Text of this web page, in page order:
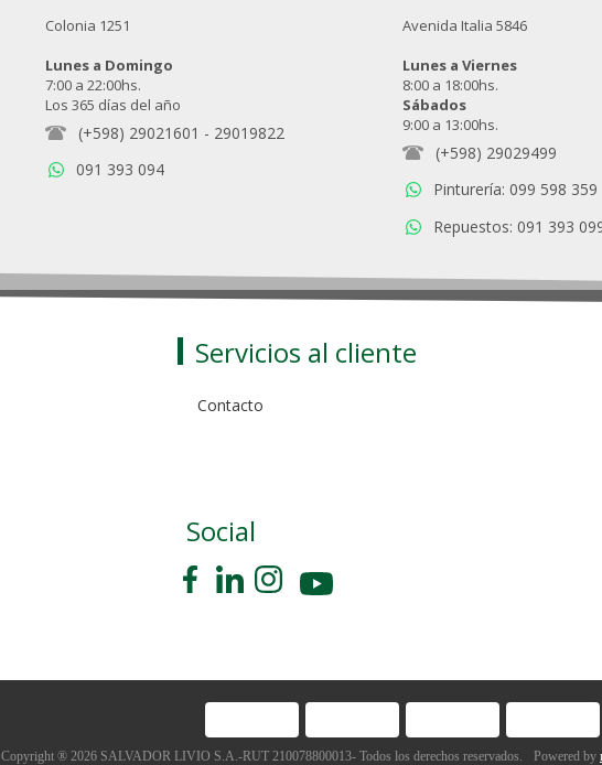
Colonia 1251
Lunes a Domingo
7:00 a 22:00hs.
Los 365 días del año
(+598) 29021601 - 29019822
091 393 094
Avenida Italia 5846
Lunes a Viernes
8:00 a 18:00hs.
Sábados
9:00 a 13:00hs.
(+598) 29029499
Pinturería: 099 598 359
Repuestos: 091 393
Servicios al cliente
Contacto
Social
Copyright ® 2026 SALVADOR LIVIO S.A.-RUT 210078800013- Todos los derechos reservados. Powered by